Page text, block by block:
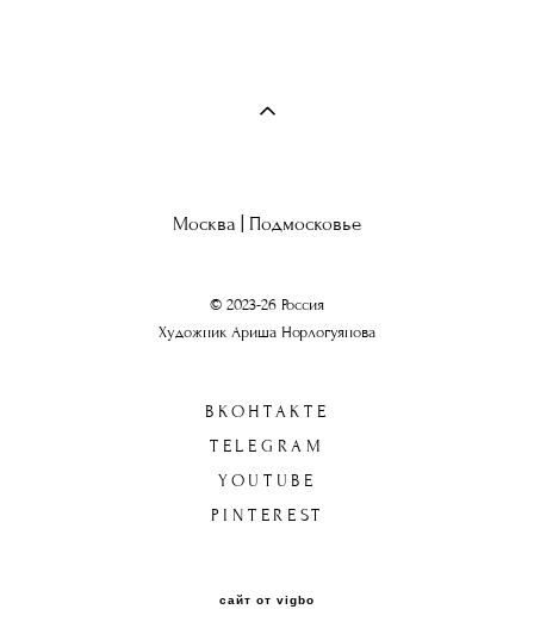
Москва | Подмосковье
© 2023-26 Россия
Художник Ариша Норлогуянова
ВКОНТАКТЕ
TELEGRAM
YOUTUBE
PINTEREST
сайт от vigbo